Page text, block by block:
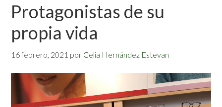
Protagonistas de su
propia vida
16 febrero, 2021 por Celia Hernández Estevan